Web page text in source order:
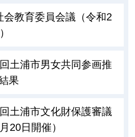
会教育委員会議（令和2
土浦市男女共同参画推
果
土浦市文化財保護審議
20日開催）